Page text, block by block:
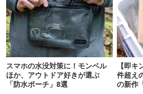
スマホの水没対策に！モンベル
ほか、アウトドア好きが選ぶ
「防水ポーチ」8選
【即
件超え
の新作